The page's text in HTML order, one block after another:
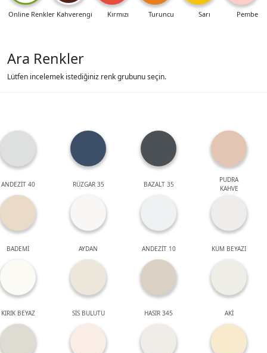
Online Renkler Kahverengi Kırmızı Turuncu Sarı Pembe
Ara Renkler
Lütfen incelemek istediğiniz renk grubunu seçin.
ANDEZİT 40 RÜZGAR 35 BAZALT 35
PUDRA
KAHVE
BADEMİ AYDAN ANDEZİT 10 KUM BEYAZI
KIRIK BEYAZ SİS BULUTU HASIR 345 AKİ